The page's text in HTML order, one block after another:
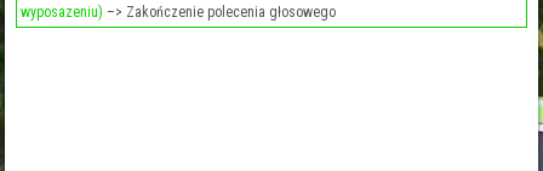
wyposazeniu) –> Zakończenie polecenia głosowego